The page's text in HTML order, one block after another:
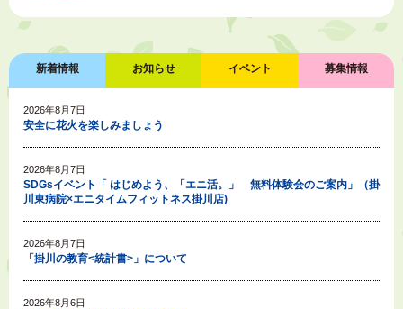
新着情報 お知らせ イベント 募集情報
2026年8月7日
安全に花火を楽しみましょう
2026年8月7日
SDGsイベント「 はじめよう、「エニ活。」 無料体験会のご案内」（掛
川東病院×エニタイムフィットネス掛川店)
2026年8月7日
「掛川の教育<統計書>」について
2026年8月6日